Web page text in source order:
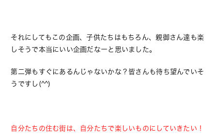
それにしてもこの企画、子供たちはもちろん、親御さん達も楽
しそうで本当にいい企画だなーと思いました。
第二弾もすぐにあるんじゃないかな？皆さんも待ち望んでいそ
うですし(^^)
自分たちの住む街は、自分たちで楽しいものにしていきたい！